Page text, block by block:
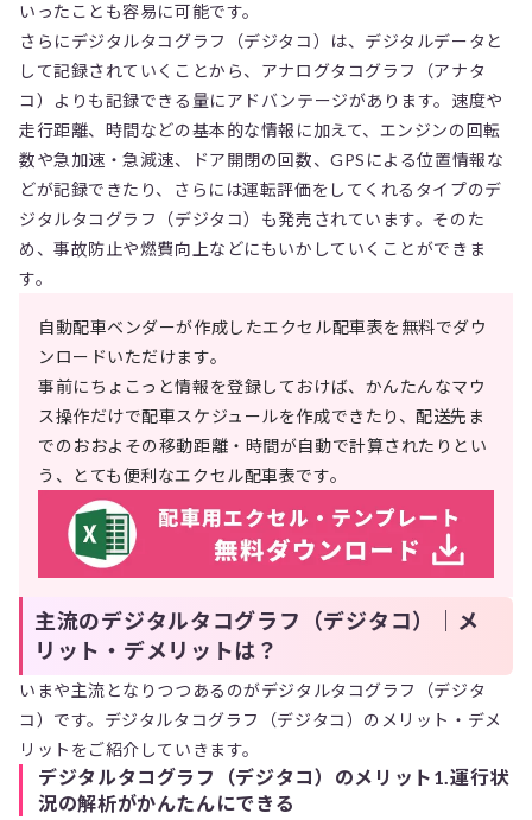
いったことも容易に可能です。
さらにデジタルタコグラフ（デジタコ）は、デジタルデータと
して記録されていくことから、アナログタコグラフ（アナタ
コ）よりも記録できる量にアドバンテージがあります。速度や
走行距離、時間などの基本的な情報に加えて、エンジンの回転
数や急加速・急減速、ドア開閉の回数、GPSによる位置情報な
どが記録できたり、さらには運転評価をしてくれるタイプのデ
ジタルタコグラフ（デジタコ）も発売されています。そのた
め、事故防止や燃費向上などにもいかしていくことができま
す。
自動配車ベンダーが作成したエクセル配車表を無料でダウ
ンロードいただけます。
事前にちょこっと情報を登録しておけば、かんたんなマウ
ス操作だけで配車スケジュールを作成できたり、配送先ま
でのおおよその移動距離・時間が自動で計算されたりとい
う、とても便利なエクセル配車表です。
主流のデジタルタコグラフ（デジタコ）｜メ
リット・デメリットは？
いまや主流となりつつあるのがデジタルタコグラフ（デジタ
コ）です。デジタルタコグラフ（デジタコ）のメリット・デメ
リットをご紹介していきます。
デジタルタコグラフ（デジタコ）のメリット1.運行状
況の解析がかんたんにできる